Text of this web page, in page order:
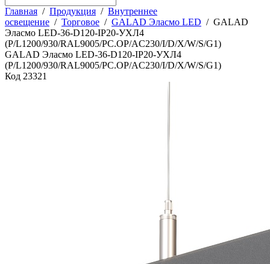
Главная / Продукция / Внутреннее
освещение / Торговое / GALAD Эласмо LED / GALAD
Эласмо LED-36-D120-IP20-УХЛ4
(P/L1200/930/RAL9005/PC.OP/AC230/I/D/X/W/S/G1)
GALAD Эласмо LED-36-D120-IP20-УХЛ4
(P/L1200/930/RAL9005/PC.OP/AC230/I/D/X/W/S/G1)
Код 23321